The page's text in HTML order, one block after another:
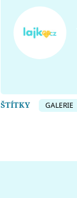
ŠTÍTKY GALERIE